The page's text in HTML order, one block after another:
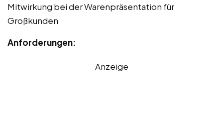
Mitwirkung bei der Warenpräsentation für
Großkunden
Anforderungen:
Anzeige